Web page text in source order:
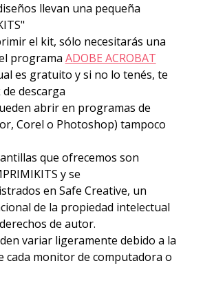
llevan una pequeña
el kit, sólo necesitarás una
programa ADOBE ACROBAT
es gratuito y si no lo tenés, te
descarga
abrir en programas de
Corel o Photoshop) tampoco
que ofrecemos son
y se
en Safe Creative, un
de la propiedad intelectual
de autor.
variar ligeramente debido a la
cada monitor de computadora o